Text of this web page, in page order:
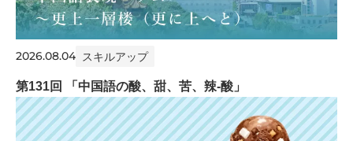
2026.08.04 スキルアップ
第131回 「中国語の酸、甜、苦、辣-酸」